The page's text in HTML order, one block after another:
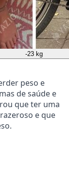
-23 kg
peso e
de saúde e
que ter uma
e que